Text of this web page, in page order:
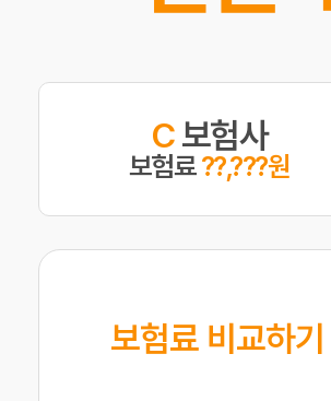
C보험사
보험료??,???원
보험료 비교하기